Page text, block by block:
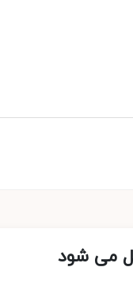
می شود